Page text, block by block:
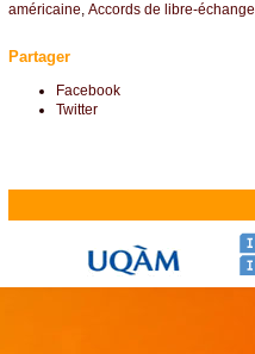
américaine Accords de libre-échange
Partager
Facebook
Twitter